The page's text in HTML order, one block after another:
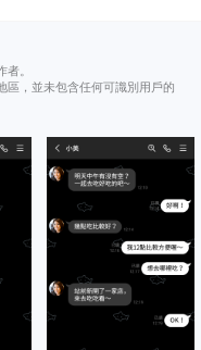
。
區，並未包含任何可識別用戶的